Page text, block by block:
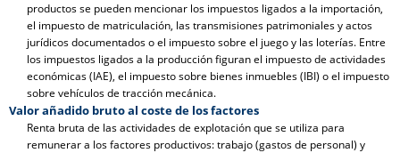
productos se pueden mencionar los impuestos ligados a la importación,
el impuesto de matriculación, las transmisiones patrimoniales y actos
jurídicos documentados o el impuesto sobre el juego y las loterías. Entre
los impuestos ligados a la producción figuran el impuesto de actividades
económicas (IAE), el impuesto sobre bienes inmuebles (IBI) o el impuesto
sobre vehículos de tracción mecánica.
Valor añadido bruto al coste de los factores
Renta bruta de las actividades de explotación que se utiliza para
remunerar a los factores productivos: trabajo (gastos de personal) y